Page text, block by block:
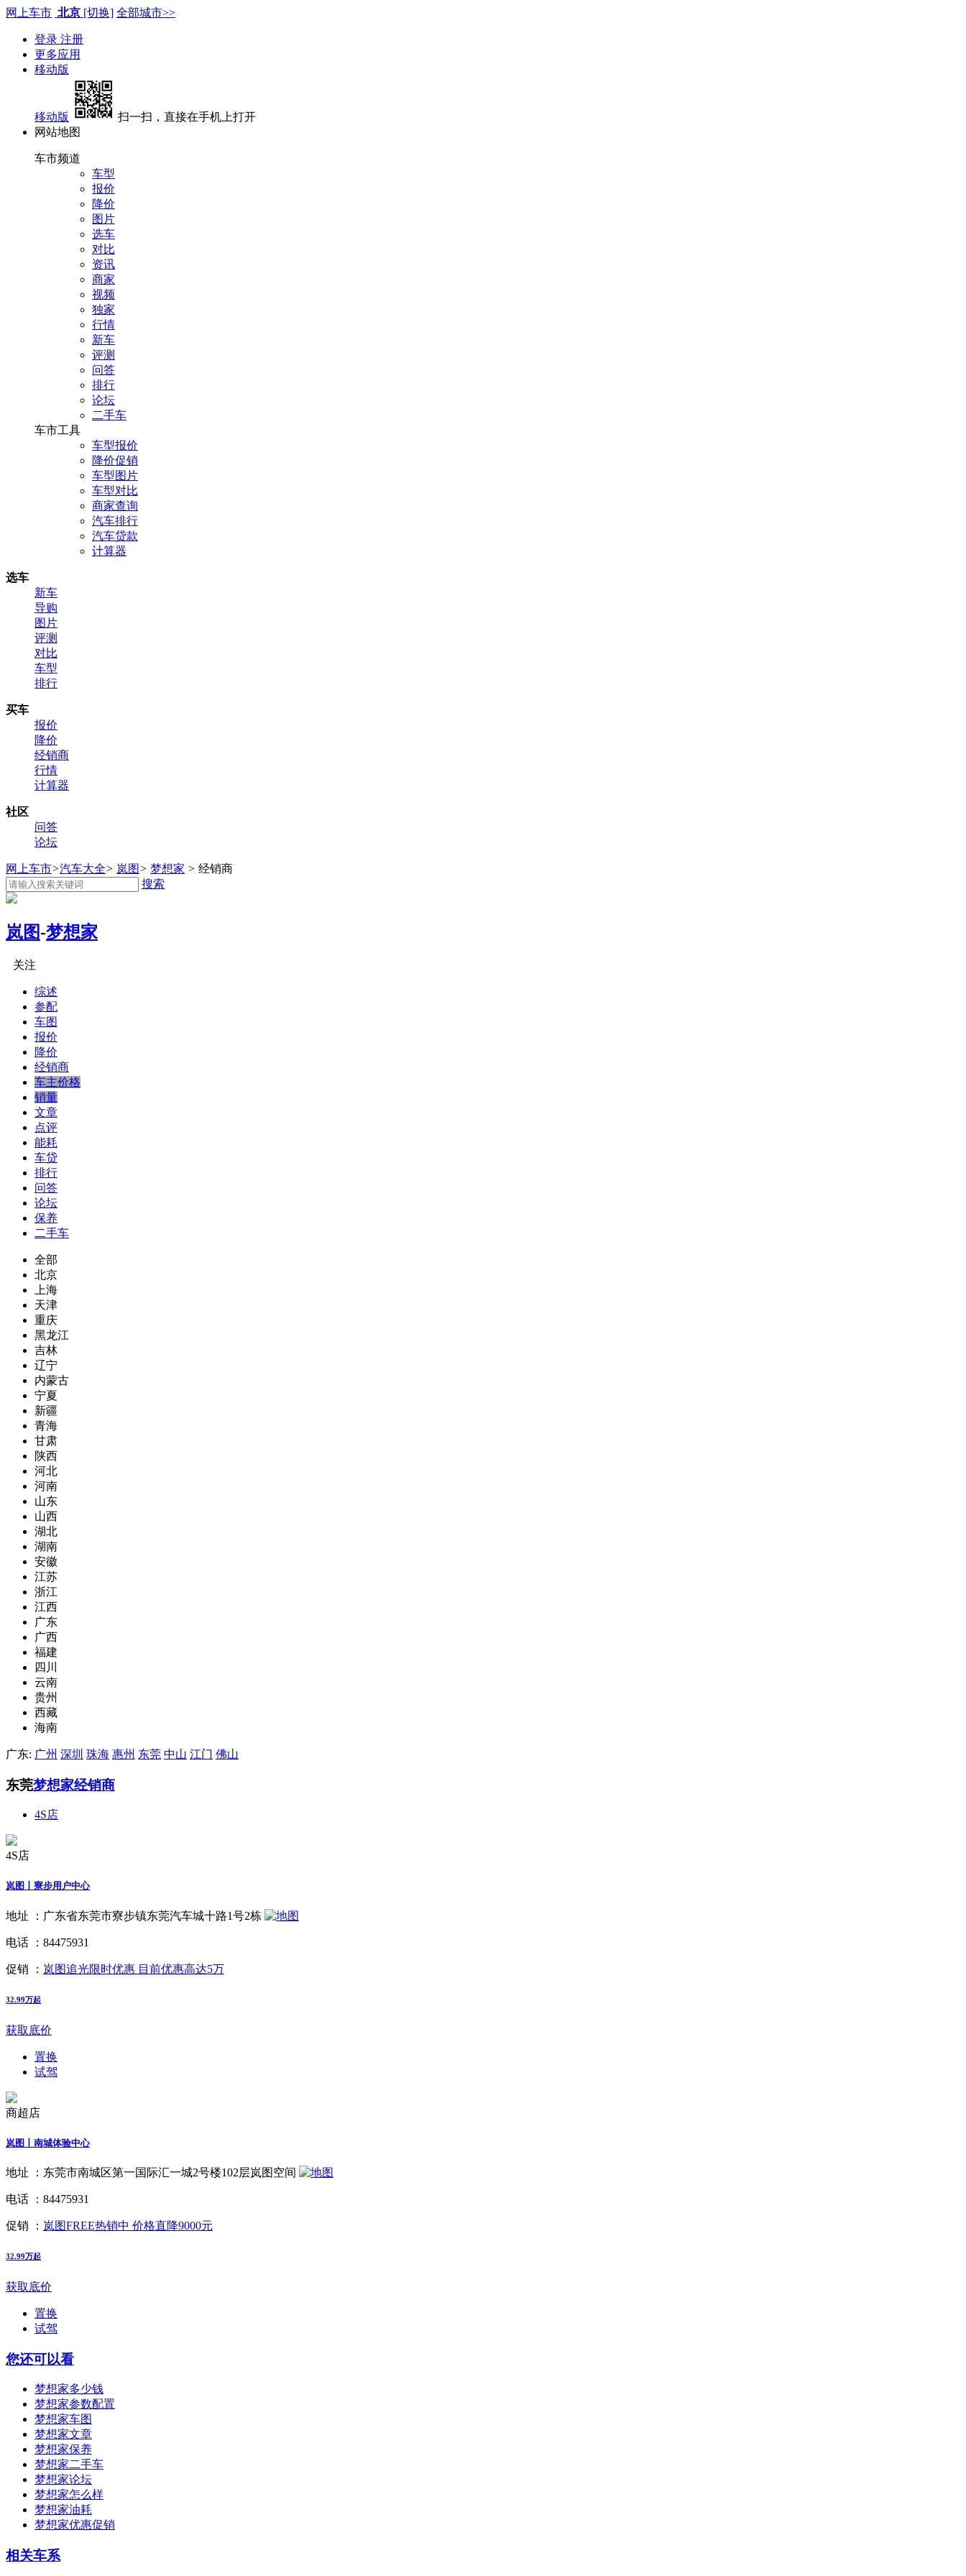
网上车市 北京 [切换] 全部城市>>
登录 注册
更多应用
移动版
移动版
扫一扫，直接在手机上打开
网站地图
车市频道
车型
报价
降价
图片
选车
对比
资讯
商家
视频
独家
行情
新车
评测
问答
排行
论坛
二手车
车市工具
车型报价
降价促销
车型图片
车型对比
商家查询
汽车排行
汽车贷款
计算器
选车
新车
导购
图片
评测
对比
车型
排行
买车
报价
降价
经销商
行情
计算器
社区
问答
论坛
网上车市>汽车大全> 岚图> 梦想家 > 经销商
搜索
岚图-梦想家
关注
综述
参配
车图
报价
降价
经销商
车主价格
销量
文章
点评
能耗
车贷
排行
问答
论坛
保养
二手车
全部
北京
上海
天津
重庆
黑龙江
吉林
辽宁
内蒙古
宁夏
新疆
青海
甘肃
陕西
河北
河南
山东
山西
湖北
湖南
安徽
江苏
浙江
江西
广东
广西
福建
四川
云南
贵州
西藏
海南
广东: 广州 深圳 珠海 惠州 东莞 中山 江门 佛山
东莞梦想家经销商
4S店
4S店
岚图丨寮步用户中心
地址 ： 广东省东莞市寮步镇东莞汽车城十路1号2栋
电话 ： 84475931
促销 ： 岚图追光限时优惠 目前优惠高达5万
32.99万起
获取底价
置换
试驾
商超店
岚图丨南城体验中心
地址 ： 东莞市南城区第一国际汇一城2号楼102层岚图空间
电话 ： 84475931
促销 ： 岚图FREE热销中 价格直降9000元
32.99万起
获取底价
置换
试驾
您还可以看
梦想家多少钱
梦想家参数配置
梦想家车图
梦想家文章
梦想家保养
梦想家二手车
梦想家论坛
梦想家怎么样
梦想家油耗
梦想家优惠促销
相关车系